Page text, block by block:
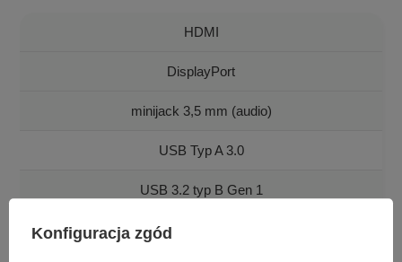
HDMI
DisplayPort
minijack 3,5 mm (audio)
USB Typ A 3.0
USB 3.2 typ B Gen 1
Konfiguracja zgód